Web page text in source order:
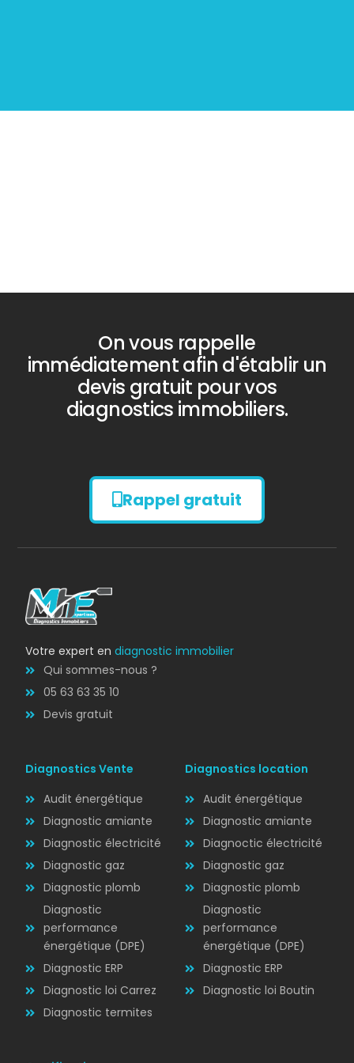
Bilan énergétique
Diagnostic
AMIANTE
Diagnostic
ÉLECTRICITÉ
On vous rappelle
immédiatement afin d'établir un
devis gratuit pour vos
diagnostics immobiliers.
Rappel gratuit
Votre expert endiagnostic immobilier
Qui sommes-nous ?
05 63 63 35 10
Devis gratuit
Diagnostics Vente
Audit énergétique
Diagnostic amiante
Diagnostic électricité
Diagnostic gaz
Diagnostic plomb
Diagnostic
performance
énergétique (DPE)
Diagnostic ERP
Diagnostic loi Carrez
Diagnostic termites
Diagnostics location
Audit énergétique
Diagnostic amiante
Diagnoctic électricité
Diagnostic gaz
Diagnostic plomb
Diagnostic
performance
énergétique (DPE)
Diagnostic ERP
Diagnostic loi Boutin